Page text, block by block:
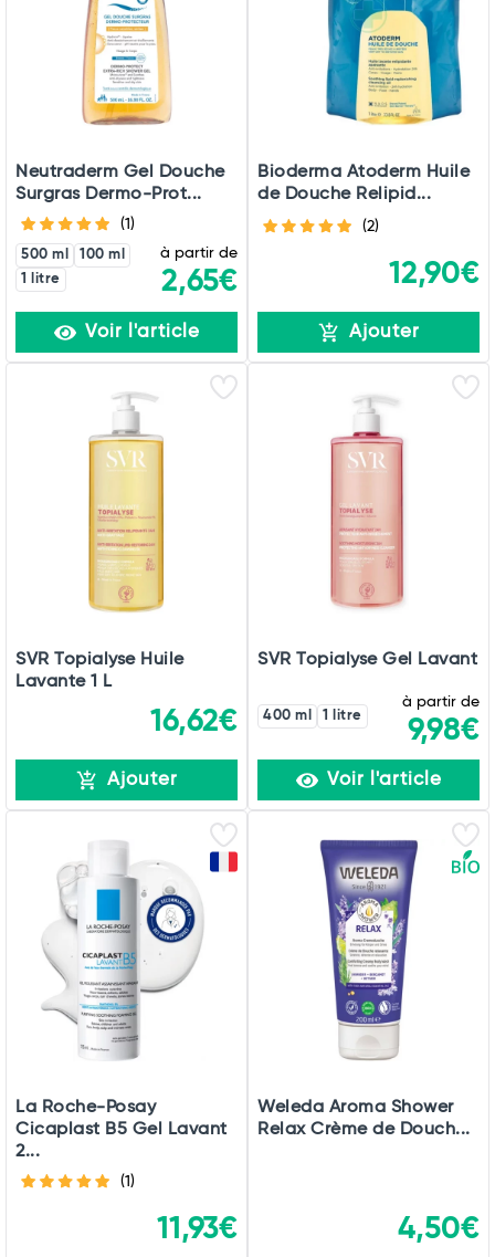
Neutraderm Gel Douche
Surgras Dermo-Prot...
(1)
500 ml
100 ml
1 litre
à partir de
2,65€
Voir l'article
Bioderma Atoderm Huile
de Douche Relipid...
(2)
12,90€
Ajouter
SVR Topialyse Huile
Lavante 1 L
16,62€
Ajouter
SVR Topialyse Gel Lavant
400 ml 1 litre
à partir de
9,98€
Voir l'article
La Roche-Posay
Cicaplast B5 Gel Lavant
2...
(1)
11,93€
Weleda Aroma Shower
Relax Crème de Douch...
4,50€